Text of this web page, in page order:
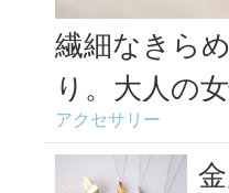
繊細なきら
り。大人の
めのおしゃ
クセサリー
アクセサリー